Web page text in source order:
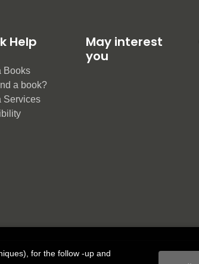
Help
Books
a book?
Services
May interest
you
for the follow -up and